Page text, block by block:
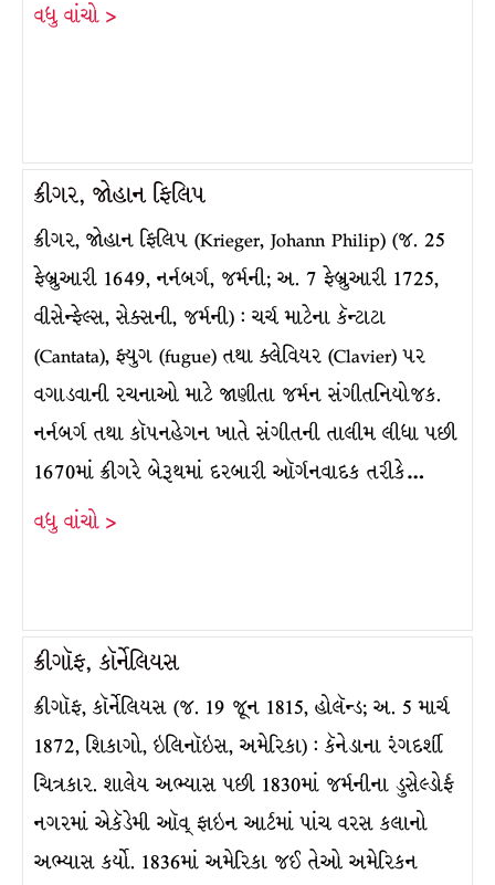
વધુ વાંચો >
ક્રીગર, જોહાન ફિલિપ
ક્રીગર, જોહાન ફિલિપ (Krieger, Johann Philip) (જ. 25
ફેબ્રુઆરી 1649, નર્નબર્ગ, જર્મની; અ. 7 ફેબ્રુઆરી 1725,
વીસેન્ફેલ્સ, સેક્સની, જર્મની) : ચર્ચ માટેના કૅન્ટાટા
(Cantata), ફ્યુગ (fugue) તથા ક્લેવિયર (Clavier) પર
વગાડવાની રચનાઓ માટે જાણીતા જર્મન સંગીતનિયોજક.
નર્નબર્ગ તથા કૉપનહેગન ખાતે સંગીતની તાલીમ લીધા પછી
1670માં ક્રીગરે બેરૂથમાં દરબારી ઑર્ગનવાદક તરીકે…
વધુ વાંચો >
ક્રીગૉફ, કૉર્નેલિયસ
ક્રીગૉફ, કૉર્નેલિયસ (જ. 19 જૂન 1815, હોલૅન્ડ; અ. 5 માર્ચ
1872, શિકાગો, ઇલિનૉઇસ, અમેરિકા) : કૅનેડાના રંગદર્શી
ચિત્રકાર. શાલેય અભ્યાસ પછી 1830માં જર્મનીના ડુસેલ્ડોર્ફ
નગરમાં એકૅડેમી ઑવ્ ફાઇન આર્ટમાં પાંચ વરસ કલાનો
અભ્યાસ કર્યો. 1836માં અમેરિકા જઈ તેઓ અમેરિકન